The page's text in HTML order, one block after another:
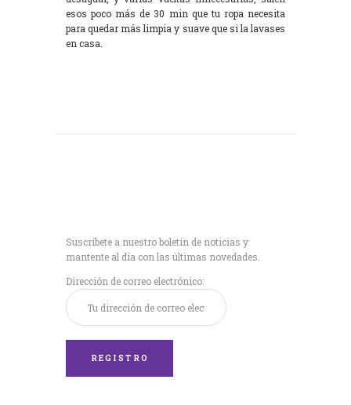
esos poco más de 30 min que tu ropa necesita
para quedar más limpia y suave que si la lavases
en casa.
Suscríbete a nuestro boletín de noticias y
mantente al día con las últimas novedades.
Dirección de correo electrónico: